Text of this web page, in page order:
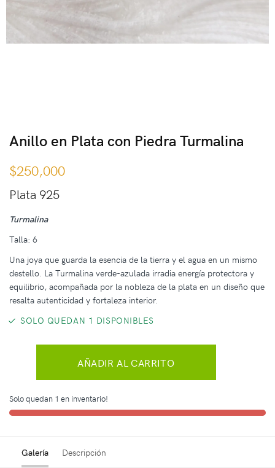
Anillo en Plata con Piedra Turmalina
$250,000
Plata 925
Turmalina
Talla: 6
Una joya que guarda la esencia de la tierra y el agua en un mismo
destello. La Turmalina verde-azulada irradia energía protectora y
equilibrio, acompañada por la nobleza de la plata en un diseño que
resalta autenticidad y fortaleza interior.
SOLO QUEDAN 1 DISPONIBLES
AÑADIR AL CARRITO
Solo quedan 1 en inventario!
Galería Descripción